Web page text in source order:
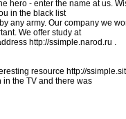
hero - enter the name at us.
in the black list
any army. Our company we
We offer study at
http://ssimple.narod.ru .
resource http://
the TV and there was